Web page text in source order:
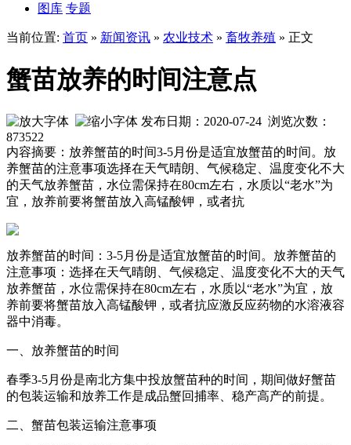
图库 专题
当前位置: 首页 » 新闻资讯 » 农业技术 » 畜牧养殖 » 正文
蟹苗放养的时间注意点
发布日期：2020-07-24 浏览次数：
873522
内容摘要：放养蟹苗的时间3-5月份是适宜放蟹苗的时间。放
养蟹苗的注意事项选择在天气晴朗、气候稳定、温度变化不大
的天气放养蟹苗，水位需保持在80cm左右，水质以“老水”为
宜，放养前要将蟹苗放入高锰酸钾，或者抗
放养蟹苗的时间：3-5月份是适宜放蟹苗的时间。放养蟹苗的
注意事项：选择在天气晴朗、气候稳定、温度变化不大的天气
放养蟹苗，水位需保持在80cm左右，水质以“老水”为宜，放
养前要将蟹苗放入高锰酸钾，或者抗应激反应药物的水溶液容
器中消毒。
一、放养蟹苗的时间
春季3-5月份是南北方集中投放蟹苗种的时间，期间做好蟹苗
的包装运输和放养工作是成品蟹回捕率、稳产高产的前提。
二、蟹苗包装运输注意事项